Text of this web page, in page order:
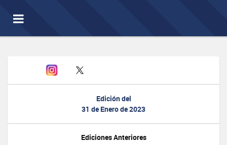
Toggle
navigation
Edición del
31 de Enero de 2023
Ediciones Anteriores